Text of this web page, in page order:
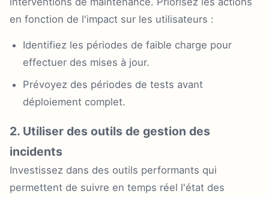
en fonction de l'impact sur les utilisateurs :
Identifiez les périodes de faible charge pour
effectuer des mises à jour.
Prévoyez des périodes de tests avant
déploiement complet.
2. Utiliser des outils de gestion des
incidents
Investissez dans des outils performants qui
permettent de suivre en temps réel l'état des